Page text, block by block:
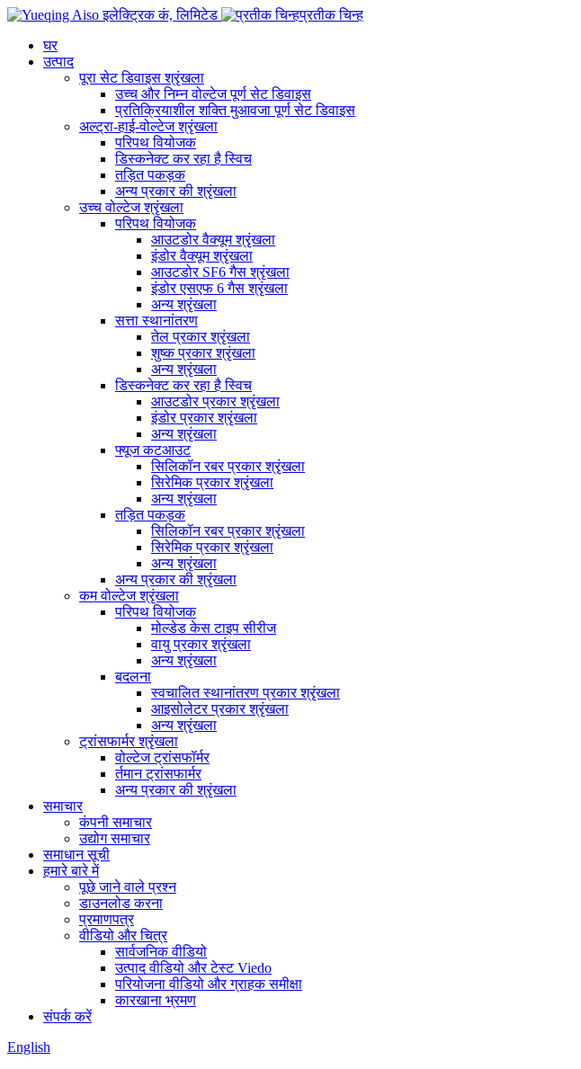
प्रतीक चिन्ह
घर
उत्पाद
पूरा सेट डिवाइस श्रृंखला
उच्च और निम्न वोल्टेज पूर्ण सेट डिवाइस
प्रतिक्रियाशील शक्ति मुआवजा पूर्ण सेट डिवाइस
अल्ट्रा-हाई-वोल्टेज श्रृंखला
परिपथ वियोजक
डिस्कनेक्ट कर रहा है स्विच
तड़ित पकड़क
अन्य प्रकार की श्रृंखला
उच्च वोल्टेज श्रृंखला
परिपथ वियोजक
आउटडोर वैक्यूम श्रृंखला
इंडोर वैक्यूम श्रृंखला
आउटडोर SF6 गैस श्रृंखला
इंडोर एसएफ 6 गैस श्रृंखला
अन्य श्रृंखला
सत्ता स्थानांतरण
तेल प्रकार श्रृंखला
शुष्क प्रकार श्रृंखला
अन्य श्रृंखला
डिस्कनेक्ट कर रहा है स्विच
आउटडोर प्रकार श्रृंखला
इंडोर प्रकार श्रृंखला
अन्य श्रृंखला
फ्यूज कटआउट
सिलिकॉन रबर प्रकार श्रृंखला
सिरेमिक प्रकार श्रृंखला
अन्य श्रृंखला
तड़ित पकड़क
सिलिकॉन रबर प्रकार श्रृंखला
सिरेमिक प्रकार श्रृंखला
अन्य श्रृंखला
अन्य प्रकार की श्रृंखला
कम वोल्टेज श्रृंखला
परिपथ वियोजक
मोल्डेड केस टाइप सीरीज
वायु प्रकार श्रृंखला
अन्य श्रृंखला
बदलना
स्वचालित स्थानांतरण प्रकार श्रृंखला
आइसोलेटर प्रकार श्रृंखला
अन्य श्रृंखला
ट्रांसफार्मर श्रृंखला
वोल्टेज ट्रांसफॉर्मर
र्तमान ट्रांसफार्मर
अन्य प्रकार की श्रृंखला
समाचार
कंपनी समाचार
उद्योग समाचार
समाधान सूची
हमारे बारे में
पूछे जाने वाले प्रश्न
डाउनलोड करना
प्रमाणपत्र
वीडियो और चित्र
सार्वजनिक वीडियो
उत्पाद वीडियो और टेस्ट Viedo
परियोजना वीडियो और ग्राहक समीक्षा
कारखाना भ्रमण
संपर्क करें
English